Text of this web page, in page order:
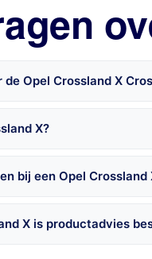
Opel Crossland X
X?
bij een Opel Crossland
X is productadvies